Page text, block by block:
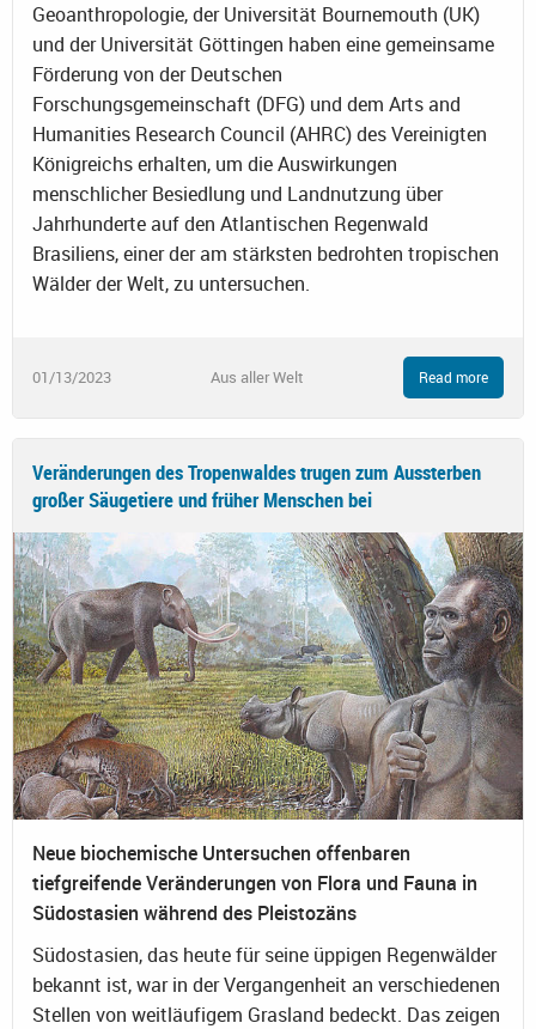
Geoanthropologie, der Universität Bournemouth (UK)
und der Universität Göttingen haben eine gemeinsame
Förderung von der Deutschen
Forschungsgemeinschaft (DFG) und dem Arts and
Humanities Research Council (AHRC) des Vereinigten
Königreichs erhalten, um die Auswirkungen
menschlicher Besiedlung und Landnutzung über
Jahrhunderte auf den Atlantischen Regenwald
Brasiliens, einer der am stärksten bedrohten tropischen
Wälder der Welt, zu untersuchen.
01/13/2023 Aus aller Welt Read more
Veränderungen des Tropenwaldes trugen zum Aussterben
großer Säugetiere und früher Menschen bei
Neue biochemische Untersuchen offenbaren
tiefgreifende Veränderungen von Flora und Fauna in
Südostasien während des Pleistozäns
Südostasien, das heute für seine üppigen Regenwälder
bekannt ist, war in der Vergangenheit an verschiedenen
Stellen von weitläufigem Grasland bedeckt. Das zeigen